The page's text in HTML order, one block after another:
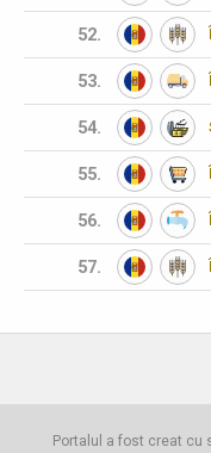
52.
53.
54.
55.
56.
57.
Portalul a fost creat cu